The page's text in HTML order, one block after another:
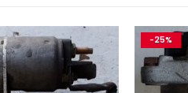
-25%